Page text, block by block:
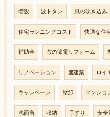
増設 波トタン 風の吹き込み
住宅ランニングコスト 快適な住
補助金 窓の節電リフォーム
リノベーション 盛建築 ロイ
キャンペーン 壁紙 マンショ
洗面所 収納 手すり 安全